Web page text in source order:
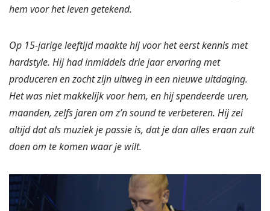
hem voor het leven getekend.
Op 15-jarige leeftijd maakte hij voor het eerst kennis met
hardstyle. Hij had inmiddels drie jaar ervaring met
produceren en zocht zijn uitweg in een nieuwe uitdaging.
Het was niet makkelijk voor hem, en hij spendeerde uren,
maanden, zelfs jaren om z’n sound te verbeteren. Hij zei
altijd dat als muziek je passie is, dat je dan alles eraan zult
doen om te komen waar je wilt.